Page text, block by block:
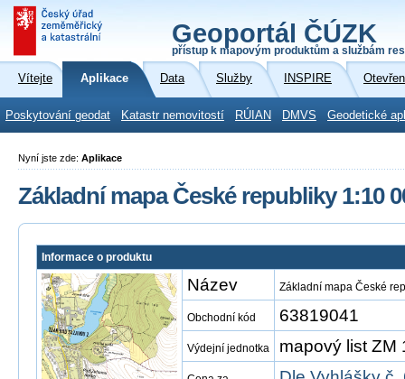
Geoportál ČÚZK
přístup k mapovým produktům a službám
Vítejte Aplikace Data Služby INSPIRE
Poskytování geodat Katastr nemovitostí RÚIAN DMVS Geodetické
Nyní jste zde: Aplikace
Základní mapa České republiky 1:10
Informace o produktu
Název Základní mapa České
Obchodní kód 63819041
Výdejní jednotka mapový list ZM